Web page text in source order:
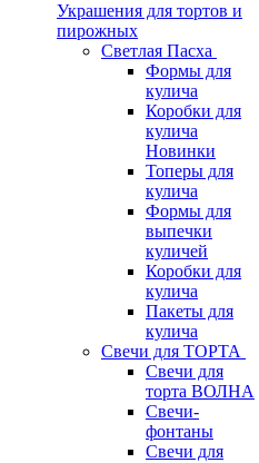
Украшения для тортов и
пирожных
Светлая Пасха
Формы для
кулича
Коробки для
кулича
Новинки
Топеры для
кулича
Формы для
выпечки
куличей
Коробки для
кулича
Пакеты для
кулича
Свечи для ТОРТА
Свечи для
торта ВОЛНА
Свечи-
фонтаны
Свечи для